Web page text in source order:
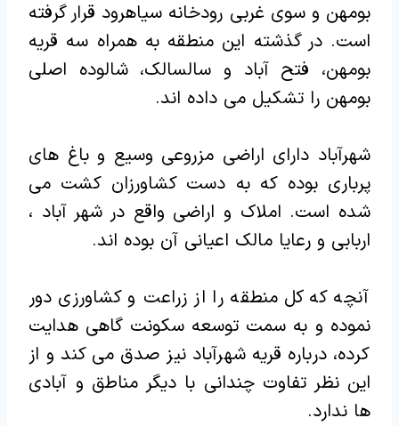
بومهن و سوی غربی رودخانه سیاهرود قرار گرفته
است. در گذشته این منطقه به همراه سه قریه
بومهن، فتح آباد و سالسالک، شالوده اصلی
بومهن را تشکیل می داده اند.
شهرآباد دارای اراضی مزروعی وسیع و باغ های
پرباری بوده که به دست کشاورزان کشت می
شده است. املاک و اراضی واقع در شهر آباد ،
اربابی و رعایا مالک اعیانی آن بوده اند.
آنچه که کل منطقه را از زراعت و کشاورزی دور
نموده و به سمت توسعه سکونت گاهی هدایت
کرده، درباره قریه شهرآباد نیز صدق می کند و از
این نظر تفاوت چندانی با دیگر مناطق و آبادی
ها ندارد.